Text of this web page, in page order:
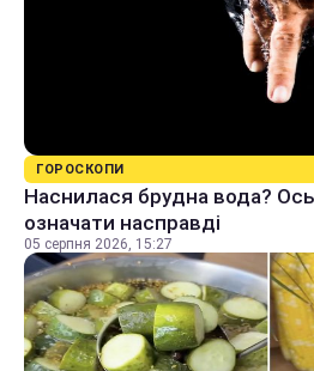
ГОРОСКОПИ
Наснилася брудна вода?
означати насправді
05 серпня 2026, 15:27